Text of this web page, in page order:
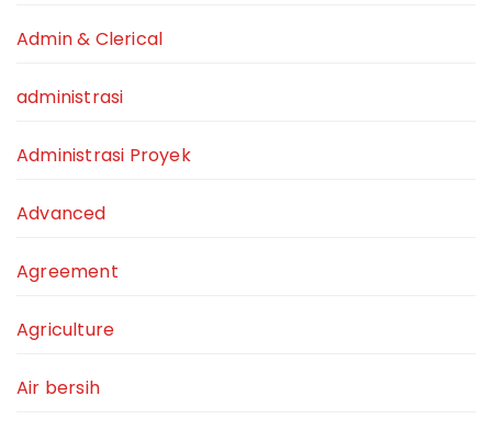
Admin & Clerical
administrasi
Administrasi Proyek
Advanced
Agreement
Agriculture
Air bersih